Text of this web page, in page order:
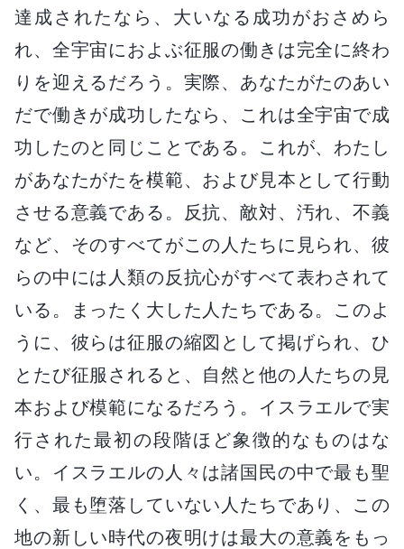
達成されたなら、大いなる成功がおさめら
れ、全宇宙におよぶ征服の働きは完全に終わ
りを迎えるだろう。実際、あなたがたのあい
だで働きが成功したなら、これは全宇宙で成
功したのと同じことである。これが、わたし
があなたがたを模範、および見本として行動
させる意義である。反抗、敵対、汚れ、不義
など、そのすべてがこの人たちに見られ、彼
らの中には人類の反抗心がすべて表わされて
いる。まったく大した人たちである。このよ
うに、彼らは征服の縮図として掲げられ、ひ
とたび征服されると、自然と他の人たちの見
本および模範になるだろう。イスラエルで実
行された最初の段階ほど象徴的なものはな
い。イスラエルの人々は諸国民の中で最も聖
く、最も堕落していない人たちであり、この
地の新しい時代の夜明けは最大の意義をもっ